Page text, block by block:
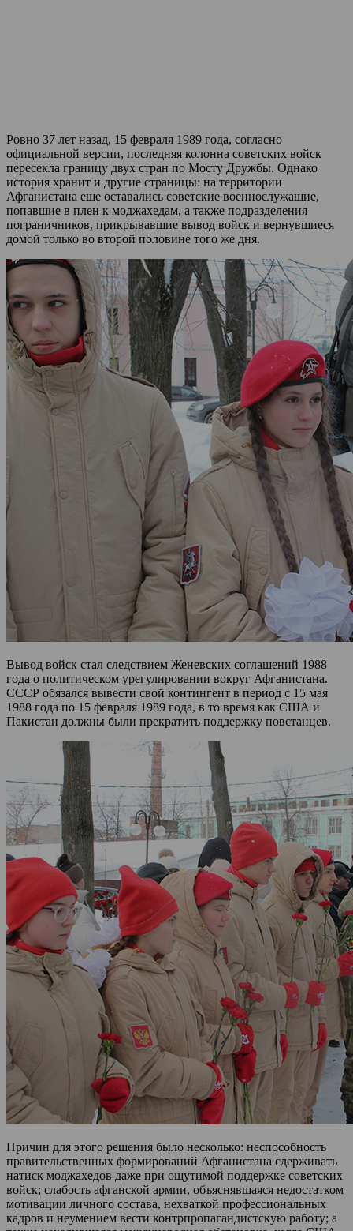
Ровно 37 лет назад, 15 февраля 1989 года, согласно
официальной версии, последняя колонна советских войск
пересекла границу двух стран по Мосту Дружбы. Однако
история хранит и другие страницы: на территории
Афганистана еще оставались советские военнослужащие,
попавшие в плен к моджахедам, а также подразделения
пограничников, прикрывавшие вывод войск и вернувшиеся
домой только во второй половине того же дня.
Вывод войск стал следствием Женевских соглашений 1988
года о политическом урегулировании вокруг Афганистана.
СССР обязался вывести свой контингент в период с 15 мая
1988 года по 15 февраля 1989 года, в то время как США и
Пакистан должны были прекратить поддержку повстанцев.
Причин для этого решения было несколько: неспособность
правительственных формирований Афганистана сдерживать
натиск моджахедов даже при ощутимой поддержке советских
войск; слабость афганской армии, объяснявшаяся недостатком
мотивации личного состава, нехваткой профессиональных
кадров и неумением вести контрпропагандистскую работу; а